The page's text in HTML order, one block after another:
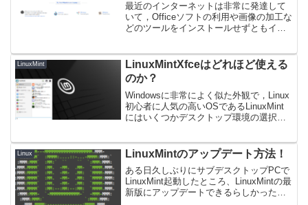
最近のインターネットは非常に発達して
いて，Officeソフトの利用や画像の加工な
どのツールをインストールせずともイン
います。これらは非常に便利なものの，
何度もする作業な...
LinuxMint
LinuxMintXfceはどれほど使える
のか？
Windowsに非常によく似た外観で，Linux
初心者に人気の高いOSであるLinuxMint
にはいくつかデスクトップ環境の選択肢
ションです。しかし，軽量ということ...
Linux LinuxMintのアップデート方法！
ある日久しぶりにサブデスクトップPCで
LinuxMint起動したところ、LinuxMintの最
新版にアップデートできるらしかったの